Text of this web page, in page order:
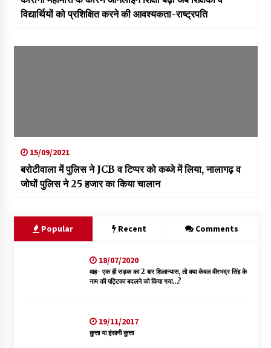
विद्यार्थियों को प्रशिक्षित करने की आवश्यकता-राष्ट्रपति
15/09/2021
बरोटीवाला में पुलिस ने JCB व टिप्पर को कब्जे में लिया, नालागढ़ व
जोघों पुलिस ने 25 हजार का किया चालान
Popular Recent Comments
18/07/2020
वाह- एक ही सड़क का 2 बार शिलान्यास, तो क्या केवल वीरभद्र सिंह के
नाम की पट्टिका बदलने को किया गया…?
19/11/2017
कुत्ता या इंसानी कुत्ता